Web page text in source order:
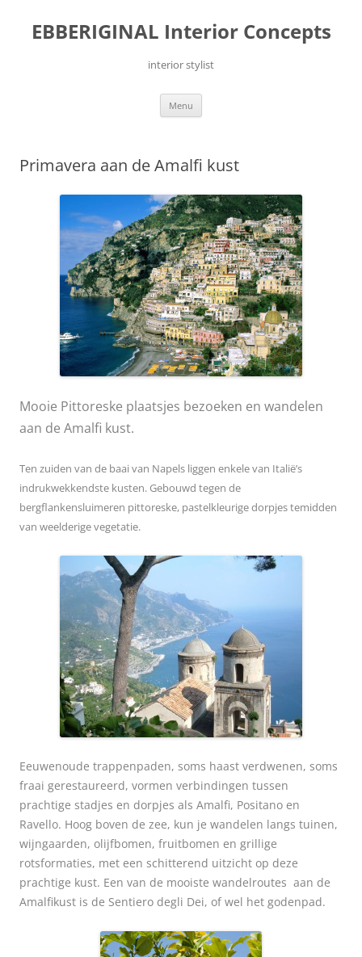
inhoud
EBBERIGINAL Interior Concepts
interior stylist
Menu
Primavera aan de Amalfi kust
Mooie Pittoreske plaatsjes bezoeken en wandelen
aan de Amalfi kust.
Ten zuiden van de baai van Napels liggen enkele van Italië’s
indrukwekkendste kusten. Gebouwd tegen de
bergflankensluimeren pittoreske, pastelkleurige dorpjes temidden
van weelderige vegetatie.
Eeuwenoude trappenpaden, soms haast verdwenen, soms
fraai gerestaureerd, vormen verbindingen tussen
prachtige stadjes en dorpjes als Amalfi, Positano en
Ravello. Hoog boven de zee, kun je wandelen langs tuinen,
wijngaarden, olijfbomen, fruitbomen en grillige
rotsformaties, met een schitterend uitzicht op deze
prachtige kust. Een van de mooiste wandelroutes aan de
Amalfikust is de Sentiero degli Dei, of wel het godenpad.